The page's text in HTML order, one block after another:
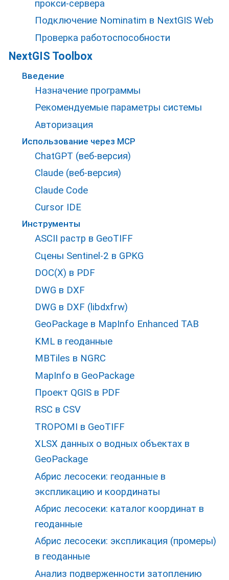
прокси-сервера
Подключение Nominatim в NextGIS Web
Проверка работоспособности
NextGIS Toolbox
Введение
Назначение программы
Рекомендуемые параметры системы
Авторизация
Использование через MCP
ChatGPT (веб-версия)
Claude (веб-версия)
Claude Code
Cursor IDE
Инструменты
ASCII растр в GeoTIFF
Cцены Sentinel-2 в GPKG
DOC(X) в PDF
DWG в DXF
DWG в DXF (libdxfrw)
GeoPackage в MapInfo Enhanced TAB
KML в геоданные
MBTiles в NGRC
MapInfo в GeoPackage
Проект QGIS в PDF
RSC в CSV
TROPOMI в GeoTIFF
XLSX данных о водных объектах в
GeoPackage
Абрис лесосеки: геоданные в
экспликацию и координаты
Абрис лесосеки: каталог координат в
геоданные
Абрис лесосеки: экспликация (промеры)
в геоданные
Анализ подверженности затоплению